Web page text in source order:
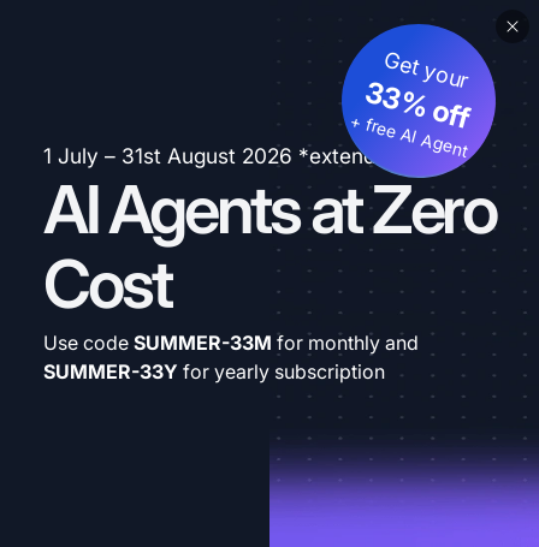
1 July – 31st August 2026 *extended
AI Agents at Zero
Cost
Get your
33% off
+ free AI Agent
Use code SUMMER-33M for monthly and
SUMMER-33Y for yearly subscription